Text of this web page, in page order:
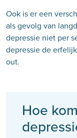
Ook is er een
als gevolg van
depressie niet per
depressie de
out.
Hoe